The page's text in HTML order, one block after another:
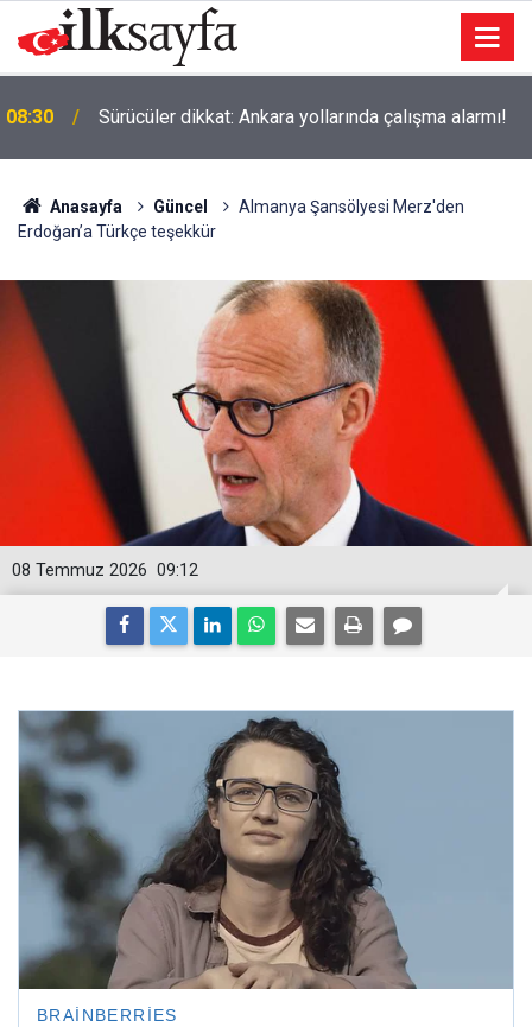
08:30 Sürücüler dikkat: Ankara yollarında çalışma alarmı!
Anasayfa Güncel
Almanya Şansölyesi Merz'den
Erdoğan’a Türkçe teşekkür
09:12
08 Temmuz 2026